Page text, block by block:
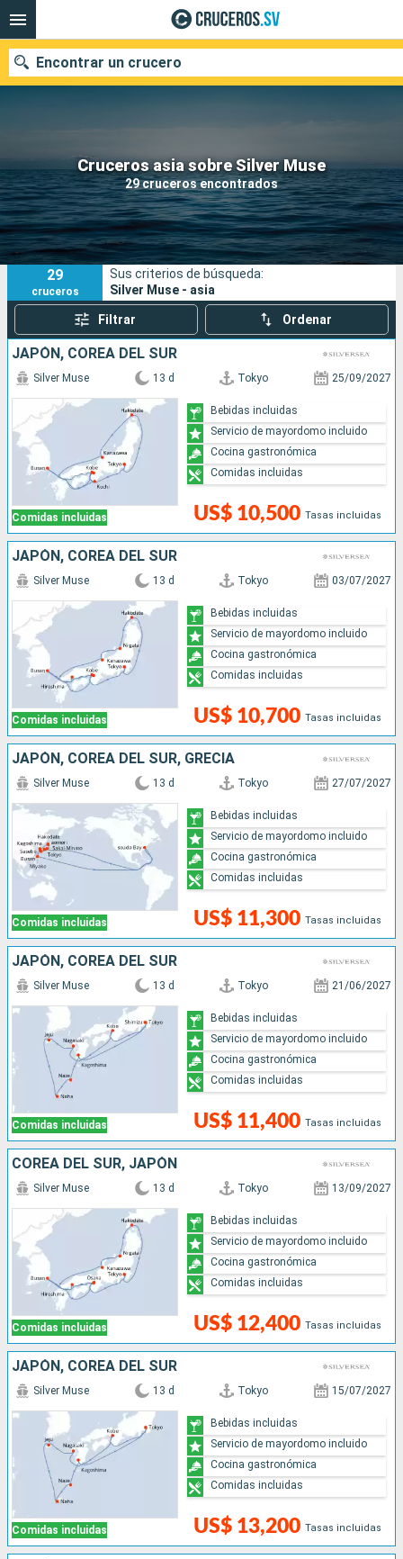
Cruceros asia sobre Silver Muse
29 cruceros encontrados
Encontrar un crucero
Nuestros destinos
Fecha de salida
Puertos Compañías
29
cruceros
Sus criterios de búsqueda:
Silver Muse - asia
Filtrar Ordenar
JAPÓN, COREA DEL SUR
Comidas incluidas
Silver Muse 13 d Tokyo 25/09/2027
US$ 10,500 Tasas incluidas
Bebidas incluidas
Servicio de mayordomo incluido
Cocina gastronómica
Comidas incluidas
JAPÓN, COREA DEL SUR
Comidas incluidas
Silver Muse 13 d Tokyo 03/07/2027
US$ 10,700 Tasas incluidas
Bebidas incluidas
Servicio de mayordomo incluido
Cocina gastronómica
Comidas incluidas
JAPÓN, COREA DEL SUR, GRECIA
Comidas incluidas
Silver Muse 13 d Tokyo 27/07/2027
US$ 11,300 Tasas incluidas
Bebidas incluidas
Servicio de mayordomo incluido
Cocina gastronómica
Comidas incluidas
JAPÓN, COREA DEL SUR
Comidas incluidas
Silver Muse 13 d Tokyo 21/06/2027
US$ 11,400 Tasas incluidas
Bebidas incluidas
Servicio de mayordomo incluido
Cocina gastronómica
Comidas incluidas
COREA DEL SUR, JAPÓN
Comidas incluidas
Silver Muse 13 d Tokyo 13/09/2027
US$ 12,400 Tasas incluidas
Bebidas incluidas
Servicio de mayordomo incluido
Cocina gastronómica
Comidas incluidas
JAPÓN, COREA DEL SUR
Comidas incluidas
Silver Muse 13 d Tokyo 15/07/2027
US$ 13,200 Tasas incluidas
Bebidas incluidas
Servicio de mayordomo incluido
Cocina gastronómica
Comidas incluidas